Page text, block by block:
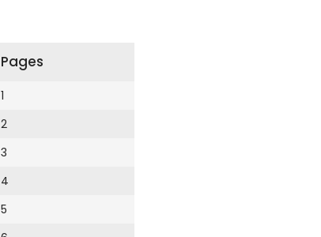
Pages
1
2
3
4
5